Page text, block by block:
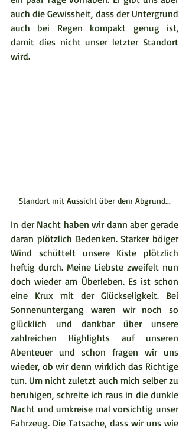
auch die Gewissheit, dass der Untergrund
auch bei Regen kompakt genug ist,
damit dies nicht unser letzter Standort
wird.
Standort mit Aussicht über dem Abgrund...
In der Nacht haben wir dann aber gerade
daran plötzlich Bedenken. Starker böiger
Wind schüttelt unsere Kiste plötzlich
heftig durch. Meine Liebste zweifelt nun
doch wieder am Überleben. Es ist schon
eine Krux mit der Glückseligkeit. Bei
Sonnenuntergang waren wir noch so
glücklich und dankbar über unsere
zahlreichen Highlights auf unseren
Abenteuer und schon fragen wir uns
wieder, ob wir denn wirklich das Richtige
tun. Um nicht zuletzt auch mich selber zu
beruhigen, schreite ich raus in die dunkle
Nacht und umkreise mal vorsichtig unser
Fahrzeug. Die Tatsache, dass wir uns wie